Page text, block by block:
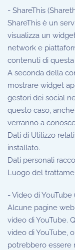
- ShareThis
ShareThis è un
visualizza un
network e
contenuti di
A seconda della
mostrare widget
gestori dei social
questo caso,
verranno a
Dati di Utilizzo
installato.
Dati personali
Luogo del
- Video di YouTube
Alcune pagine
video di YouTube.
video di YouTube,
potrebbero essere